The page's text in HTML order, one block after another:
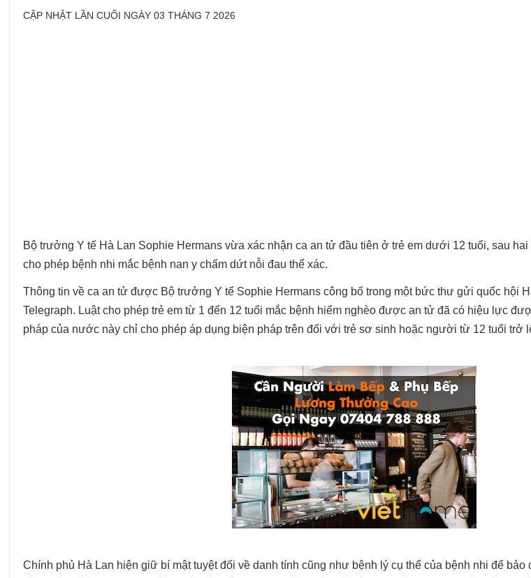
CẬP NHẬT LẦN CUỐI NGÀY 03 THÁNG 7 2026
Bộ trưởng Y tế Hà Lan Sophie Hermans vừa xác nhận ca an tử đầu tiên ở trẻ em dưới 12 tuổi, sau
cho phép bệnh nhi mắc bệnh nan y chấm dứt nỗi đau thể xác.
Thông tin về ca an tử được Bộ trưởng Y tế Sophie Hermans công bố trong một bức thư gửi quốc hội
Telegraph. Luật cho phép trẻ em từ 1 đến 12 tuổi mắc bệnh hiểm nghèo được an tử đã có hiệu lực
pháp của nước này chỉ cho phép áp dụng biện pháp trên đối với trẻ sơ sinh hoặc người từ 12 tuổi trở
Chính phủ Hà Lan hiện giữ bí mật tuyệt đối về danh tính cũng như bệnh lý cụ thể của bệnh nhi để